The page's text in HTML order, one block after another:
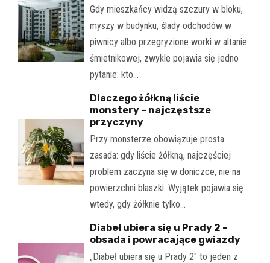
Gdy mieszkańcy widzą szczury w bloku,
myszy w budynku, ślady odchodów w
piwnicy albo przegryzione worki w altanie
śmietnikowej, zwykle pojawia się jedno
pytanie: kto…
Dlaczego żółkną liście
monstery – najczęstsze
przyczyny
Przy monsterze obowiązuje prosta
zasada: gdy liście żółkną, najczęściej
problem zaczyna się w doniczce, nie na
powierzchni blaszki. Wyjątek pojawia się
wtedy, gdy żółknie tylko…
Diabeł ubiera się u Prady 2 –
obsada i powracające gwiazdy
„Diabeł ubiera się u Prady 2" to jeden z